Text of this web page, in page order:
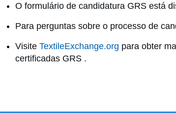
O formulário de candidatura GRS está
Para perguntas sobre o processo de
Visite TextileExchange.org para obter
certificadas GRS .